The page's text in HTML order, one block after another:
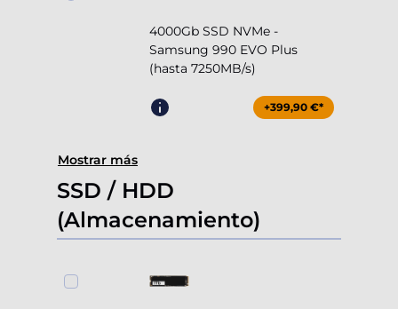
4000Gb SSD NVMe -
Samsung 990 EVO Plus
(hasta 7250MB/s)
+399,90 €*
Mostrar más
SSD / HDD
(Almacenamiento)